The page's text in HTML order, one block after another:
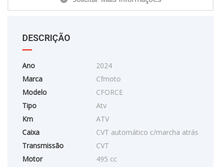
DESCRIÇÃO
Ano
2024
Marca
Cfmoto
Modelo
CFORCE
Tipo
Atv
Km
ATV
Caixa
CVT automático c/marcha atrás
Transmissão
CVT
Motor
495 cc